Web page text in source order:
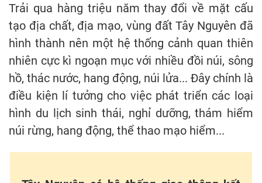
Trải qua hàng triệu năm thay đổi về mặt cấu
tạo địa chất, địa mạo, vùng đất Tây Nguyên đã
hình thành nên một hệ thống cảnh quan thiên
nhiên cực kì ngoạn mục với nhiều đồi núi, sông
hồ, thác nước, hang động, núi lửa... Đây chính là
điều kiện lí tưởng cho việc phát triển các loại
hình du lịch sinh thái, nghỉ dưỡng, thám hiểm
núi rừng, hang động, thể thao mạo hiểm...